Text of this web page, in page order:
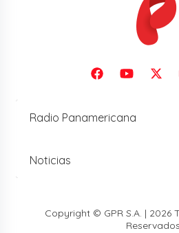
Radio Panamericana
Noticias
Copyright © GPR S.A. | 2026
Reservados.